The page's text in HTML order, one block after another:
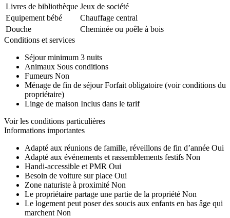
Livres de bibliothèque Jeux de société
Equipement bébé
Chauffage central
Douche
Cheminée ou poêle à bois
Conditions et services
Séjour minimum 3 nuits
Animaux Sous conditions
Fumeurs Non
Ménage de fin de séjour Forfait obligatoire (voir conditions du
propriétaire)
Linge de maison Inclus dans le tarif
Voir les conditions particulières
Informations importantes
Adapté aux réunions de famille, réveillons de fin d’année Oui
Adapté aux événements et rassemblements festifs Non
Handi-accessible et PMR Oui
Besoin de voiture sur place Oui
Zone naturiste à proximité Non
Le propriétaire partage une partie de la propriété Non
Le logement peut poser des soucis aux enfants en bas âge qui
marchent Non